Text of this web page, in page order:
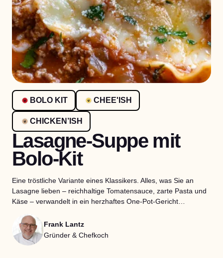
BOLO KIT CHEE'ISH
CHICKEN’ISH
Lasagne-Suppe mit
Bolo-Kit
Eine tröstliche Variante eines Klassikers. Alles, was Sie an
Lasagne lieben – reichhaltige Tomatensauce, zarte Pasta und
Käse – verwandelt in ein herzhaftes One-Pot-Gericht…
Frank Lantz
Gründer & Chefkoch